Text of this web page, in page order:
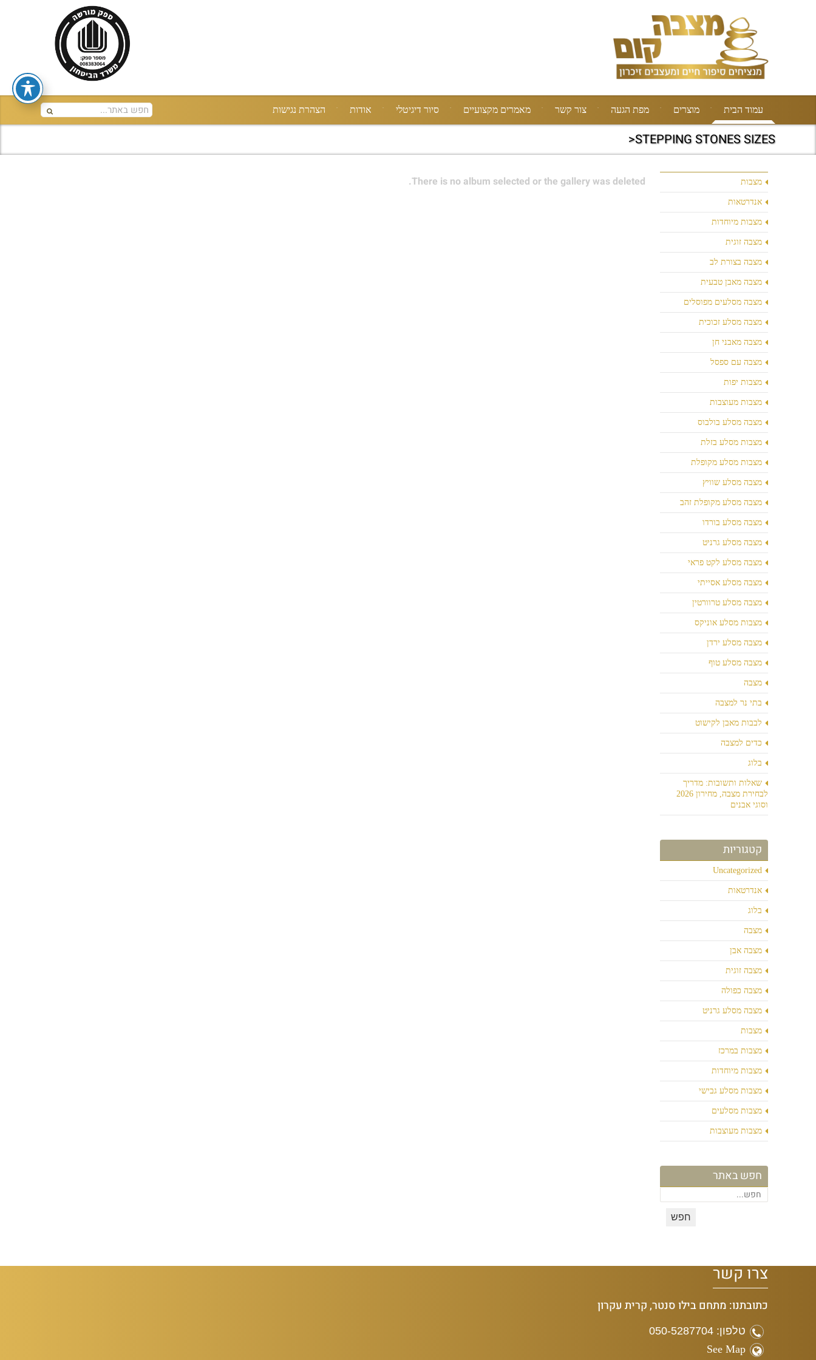
עמוד הבית מוצרים מפת הגעה צור קשר מאמרים מקצועיים סיור דיגיטלי אודות הצהרת נגישות
STEPPING STONES SIZES<
מצבות
אנדרטאות
מצבות מיוחדות
מצבה זוגית
מצבה בצורת לב
מצבה מאבן טבעית
מצבה מסלעים מפוסלים
מצבה מסלע זכוכית
מצבה מאבני חן
מצבה עם ספסל
מצבות יפות
מצבות מעוצבות
מצבה מסלע בולבוס
מצבות מסלע בזלת
מצבות מסלע מקופלת
מצבה מסלע שוויץ
מצבה מסלע מקופלת זהב
מצבה מסלע בורדו
מצבה מסלע גרניט
מצבה מסלע לקט פראי
מצבה מסלע אסייתי
מצבה מסלע טרוורטין
מצבות מסלע אוניקס
מצבה מסלע ירדן
מצבה מסלע טוף
מצבה
בתי נר למצבה
לבבות מאבן לקישוט
כדים למצבה
בלוג
שאלות ותשובות: מדריך
לבחירת מצבה, מחירון 2026
וסוגי אבנים
קטגוריות
Uncategorized
אנדרטאות
בלוג
מצבה
מצבה אבן
מצבה זוגית
מצבה כפולה
מצבה מסלע גרניט
מצבות
מצבות במרכז
מצבות מיוחדות
מצבות מסלע גבישי
מצבות מסלעים
מצבות מעוצבות
חפש באתר
There is no album selected or the gallery was deleted.
צרו קשר
כתובתנו: מתחם בילו סנטר, קרית עקרון
טלפון: 050-5287704
See Map